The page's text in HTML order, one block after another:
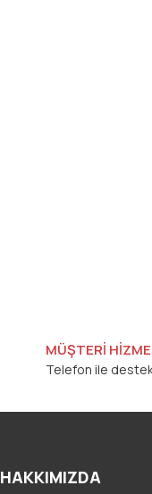
MÜŞTERİ
Telefon ile
HAKKIMIZDA